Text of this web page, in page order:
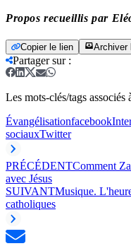
Propos recueillis par
Copier le lien Archiver
Partager sur:
Les mots-clés/tags associés
Évangélisationfacebook
sociauxTwitter
PRÉCÉDENTComment
avec Jésus
SUIVANTMusique.
catholiques